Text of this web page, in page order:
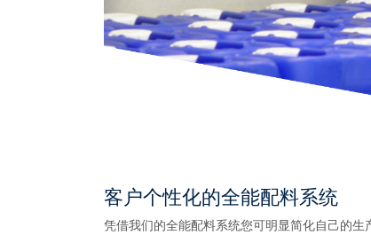
客户个性化的全能配料系统
凭借我们的全能配料系统您可明显简化自己的